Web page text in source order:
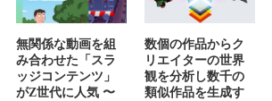
無関係な動画を組
み合わせた「スラ
ッジコンテンツ」
がZ世代に人気 〜
数個の作品からク
リエイターの世界
観を分析し数千の
類似作品を生成す